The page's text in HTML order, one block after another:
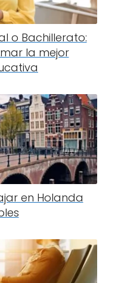
o Bachillerato:
la mejor
en Holanda